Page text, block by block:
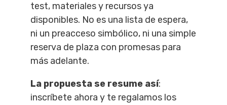
test, materiales y recursos ya
disponibles. No es una lista de espera,
ni un preacceso simbólico, ni una simple
reserva de plaza con promesas para
más adelante.
La propuesta se resume así:
inscríbete ahora y te regalamos los